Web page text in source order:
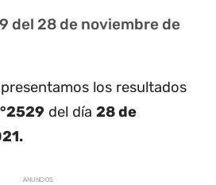
del 28 de noviembre de
los resultados
del día 28 de
ANUNCIOS